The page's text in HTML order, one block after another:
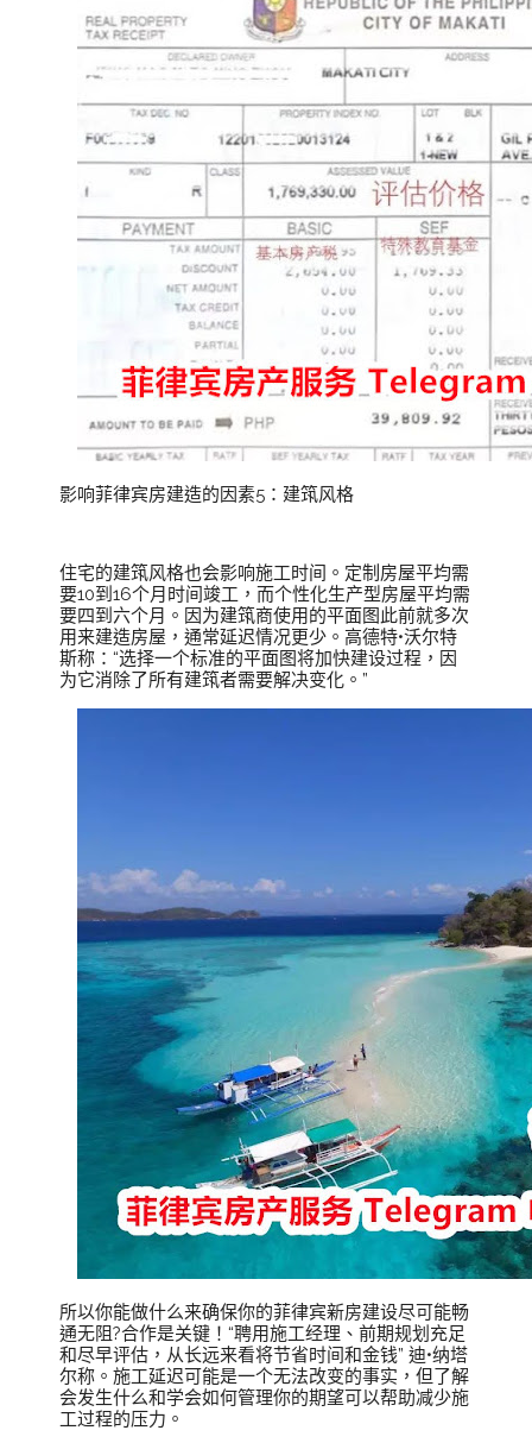
影响菲律宾房建造的因素5：建筑风格
住宅的建筑风格也会影响施工时间。定制房屋平均需
要10到16个月时间竣工，而个性化生产型房屋平均需
要四到六个月。因为建筑商使用的平面图此前就多次
用来建造房屋，通常延迟情况更少。高德特•沃尔特
斯称：“选择一个标准的平面图将加快建设过程，因
为它消除了所有建筑者需要解决变化。”
所以你能做什么来确保你的菲律宾新房建设尽可能畅
通无阻?合作是关键！“聘用施工经理、前期规划充足
和尽早评估，从长远来看将节省时间和金钱” 迪•纳塔
尔称。施工延迟可能是一个无法改变的事实，但了解
会发生什么和学会如何管理你的期望可以帮助减少施
工过程的压力。